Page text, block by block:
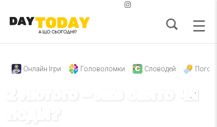
Онлайн Ігри Головоломки Словодей
2 лютого – яке свято чи
подія?